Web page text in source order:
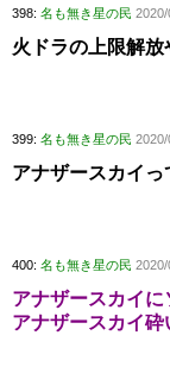
398: 名も無き星の民
火ドラの上限解放
399: 名も無き星の民
アナザースカイっ
400: 名も無き星の民
アナザースカイ
アナザースカイ